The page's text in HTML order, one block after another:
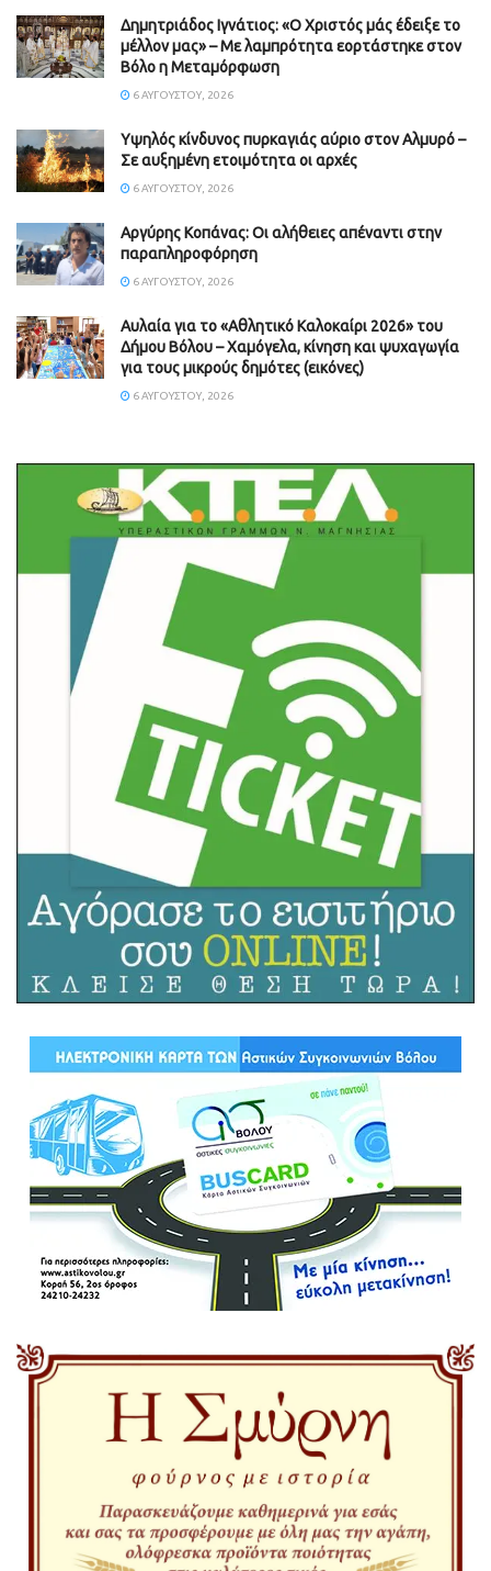
Δημητριάδος Ιγνάτιος: «Ο Χριστός μάς έδειξε το
μέλλον μας» – Με λαμπρότητα εορτάστηκε στον
Βόλο η Μεταμόρφωση
6 ΑΥΓΟΎΣΤΟΥ, 2026
Υψηλός κίνδυνος πυρκαγιάς αύριο στον Αλμυρό –
Σε αυξημένη ετοιμότητα οι αρχές
6 ΑΥΓΟΎΣΤΟΥ, 2026
Aργύρης Κοπάνας: Οι αλήθειες απέναντι στην
παραπληροφόρηση
6 ΑΥΓΟΎΣΤΟΥ, 2026
Αυλαία για το «Αθλητικό Καλοκαίρι 2026» του
Δήμου Βόλου – Χαμόγελα, κίνηση και ψυχαγωγία
για τους μικρούς δημότες (εικόνες)
6 ΑΥΓΟΎΣΤΟΥ, 2026